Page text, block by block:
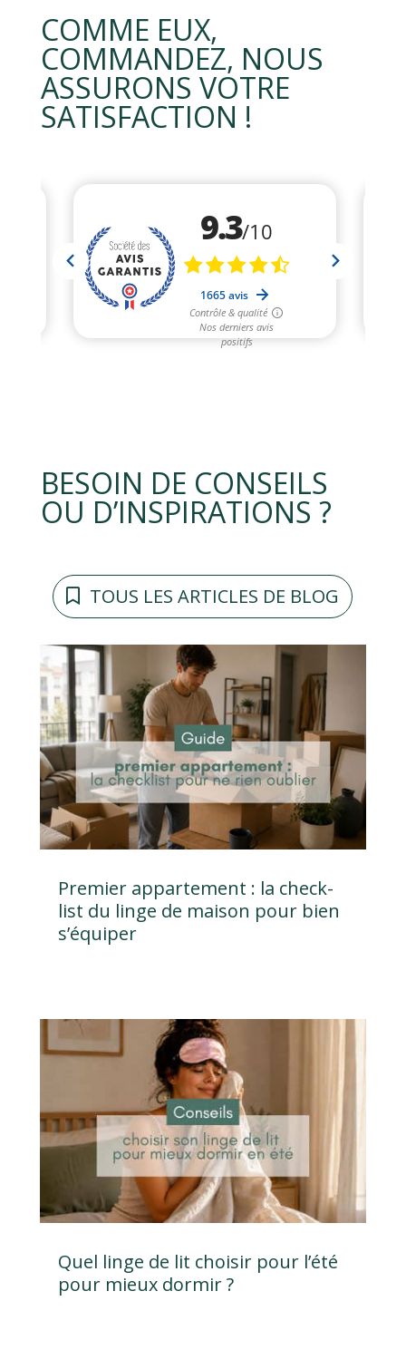
COMME EUX,
COMMANDEZ, NOUS
ASSURONS VOTRE
SATISFACTION !
BESOIN DE CONSEILS
OU D’INSPIRATIONS ?
TOUS LES ARTICLES DE BLOG
Premier appartement : la check-
list du linge de maison pour bien
s’équiper
Quel linge de lit choisir pour l’été
pour mieux dormir ?